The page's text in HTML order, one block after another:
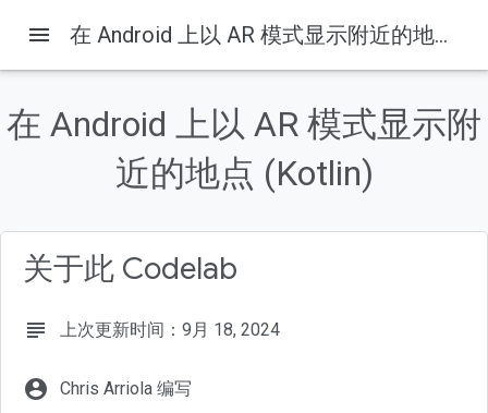
本页内容
所需条件
menu 在 Android 上以 AR 模式显示附近的地点 (Kotlin)
在 Android 上以 AR 模式显示附
近的地点 (Kotlin)
关于此 Codelab
subject 上次更新时间：9月 18, 2024
account_circle Chris Arriola 编写